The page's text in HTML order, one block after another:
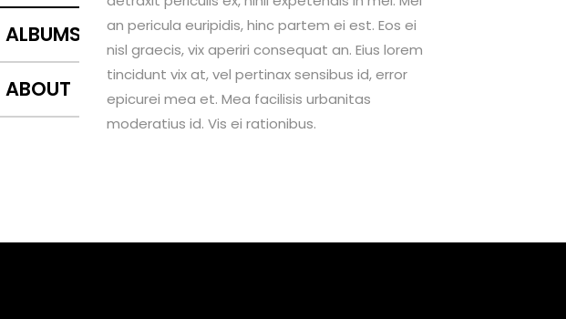
ALBUMS
ABOUT
an pericula euripidis, hinc partem ei est. Eos ei
nisl graecis, vix aperiri consequat an. Eius lorem
tincidunt vix at, vel pertinax sensibus id, error
epicurei mea et. Mea facilisis urbanitas
moderatius id. Vis ei rationibus.